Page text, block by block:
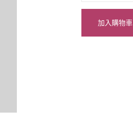
加入購物車